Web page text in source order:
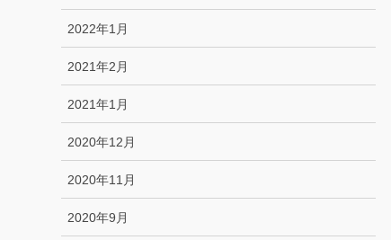
2022年1月
2021年2月
2021年1月
2020年12月
2020年11月
2020年9月